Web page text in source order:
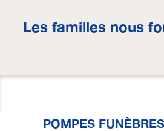
Les familles nous
POMPES